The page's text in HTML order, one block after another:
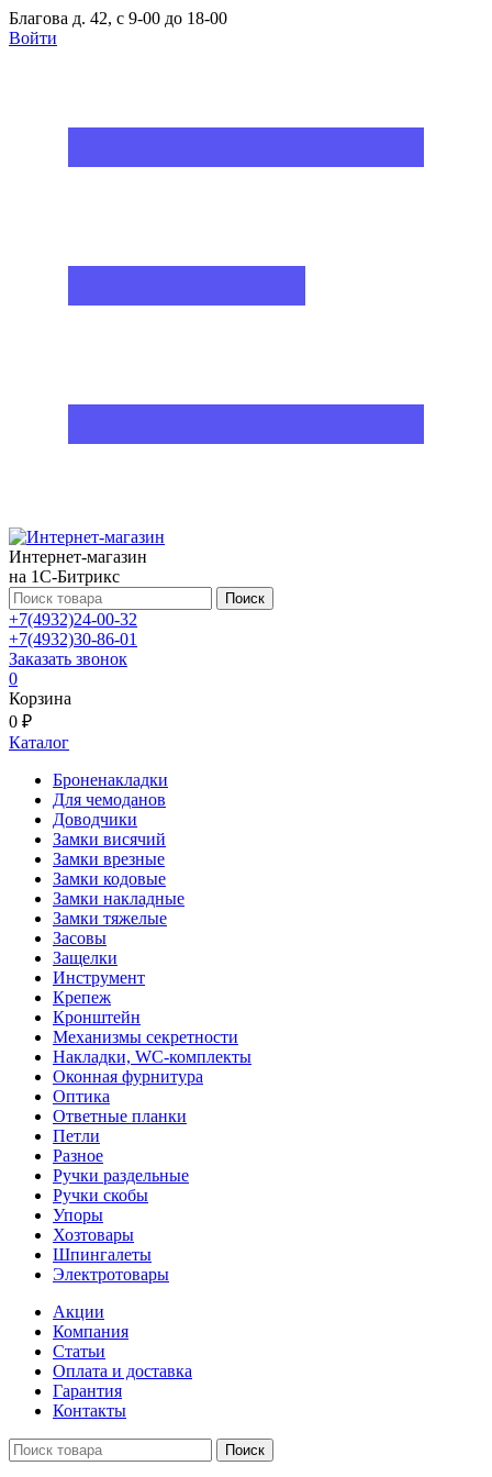
Благова д. 42, с 9-00 до 18-00
Войти
Интернет-магазин
на 1С-Битрикс
Поиск
+7(4932)24-00-32
+7(4932)30-86-01
Заказать звонок
0
Корзина
0 ₽
Каталог
Броненакладки
Для чемоданов
Доводчики
Замки висячий
Замки врезные
Замки кодовые
Замки накладные
Замки тяжелые
Засовы
Защелки
Инструмент
Крепеж
Кронштейн
Механизмы секретности
Накладки, WC-комплекты
Оконная фурнитура
Оптика
Ответные планки
Петли
Разное
Ручки раздельные
Ручки скобы
Упоры
Хозтовары
Шпингалеты
Электротовары
Акции
Компания
Статьи
Оплата и доставка
Гарантия
Контакты
Поиск